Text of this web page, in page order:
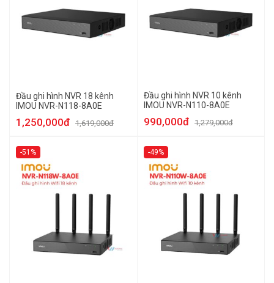
Đầu ghi hình NVR 18 kênh
IMOU NVR-N118-8A0E
1,250,000đ 1,619,000đ
Đầu ghi hình NVR 10 kênh
IMOU NVR-N110-8A0E
990,000đ 1,279,000đ
-51% -49%